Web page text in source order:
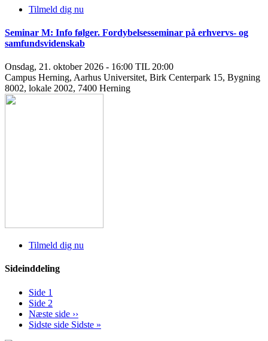
Tilmeld dig nu
Seminar M: Info følger. Fordybelsesseminar på erhvervs- og
samfundsvidenskab
Onsdag, 21. oktober 2026 - 16:00 TIL 20:00
Campus Herning, Aarhus Universitet, Birk Centerpark 15, Bygning
8002, lokale 2002, 7400 Herning
Tilmeld dig nu
Sideinddeling
Side 1
Side 2
Næste side ››
Sidste side Sidste »